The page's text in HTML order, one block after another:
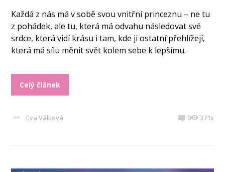
Každá z nás má v sobě svou vnitřní princeznu – ne tu
z pohádek, ale tu, která má odvahu následovat své
srdce, která vidí krásu i tam, kde ji ostatní přehlížejí,
která má sílu měnit svět kolem sebe k lepšímu.
Celý článek
Eva Válková 0 371x